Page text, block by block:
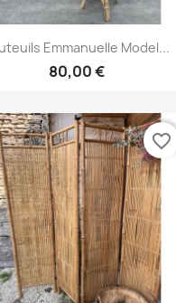
Aperçu rapide
Emmanuelle Model...
80,00 €
favorite_border